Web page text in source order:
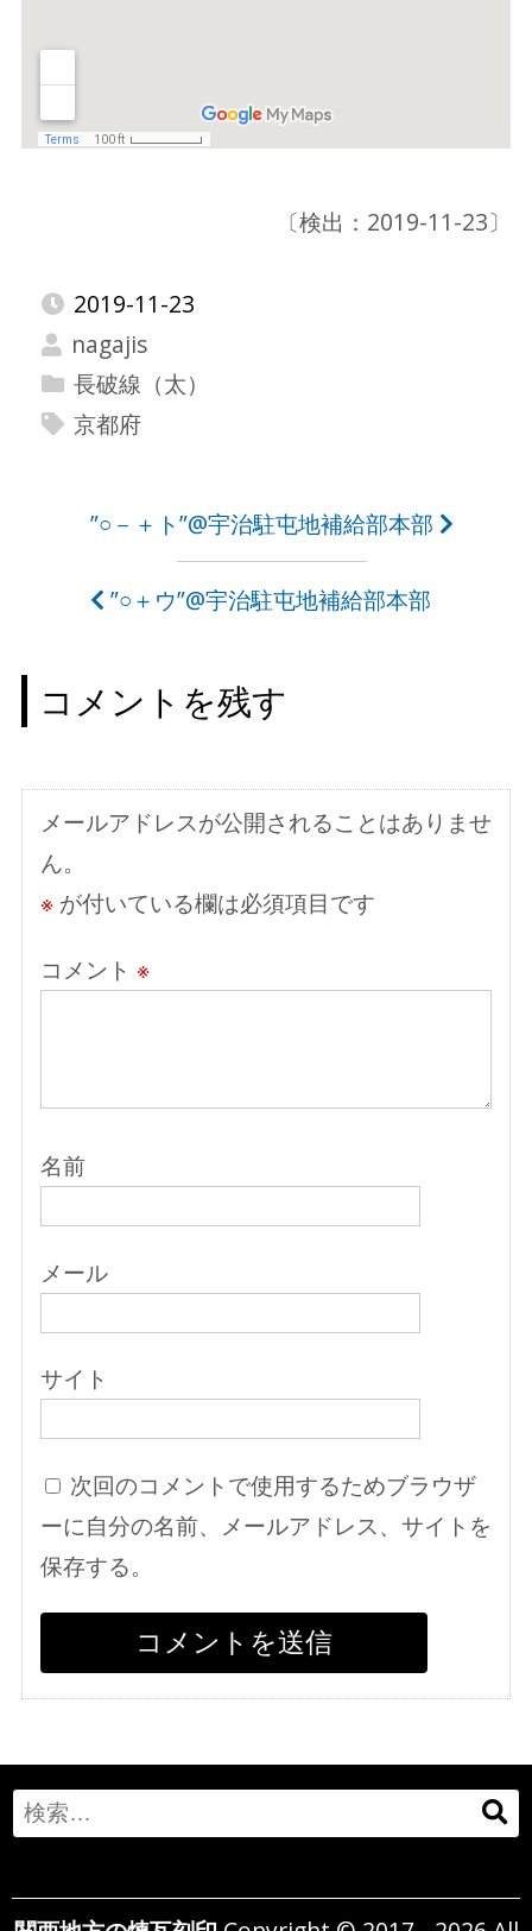
〔検出：2019-11-23〕
2019-11-23
nagajis
長破線（太）
京都府
ビ
ゲ
シ
ョ
ン
”○－＋ト”@宇治駐屯地補給部本部
”○＋ウ”@宇治駐屯地補給部本部
コメントを残す
メールアドレスが公開されることはありませ
ん。
※が付いている欄は必須項目です
コメント ※
名前
メール
サイト
次回のコメントで使用するためブラウザ
ーに自分の名前、メールアドレス、サイトを
保存する。
Search
for: